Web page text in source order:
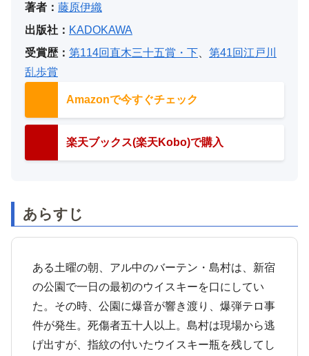
著者： 藤原伊織
出版社： KADOKAWA
受賞歴： 第114回直木三十五賞・下
第41回江戸川
乱歩賞
Amazonで今すぐチェック
楽天ブックス(楽天Kobo)で購入
あらすじ
ある土曜の朝、アル中のバーテン・島村は、新宿
の公園で一日の最初のウイスキーを口にしてい
た。その時、公園に爆音が響き渡り、爆弾テロ事
件が発生。死傷者五十人以上。島村は現場から逃
げ出すが、指紋の付いたウイスキー瓶を残してし